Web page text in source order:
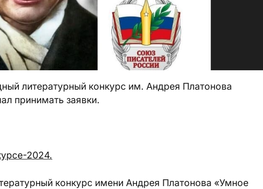
литературный конкурс им. Андрея Платонова
принимать заявки.
2024.
конкурс имени Андрея Платонова «Умное